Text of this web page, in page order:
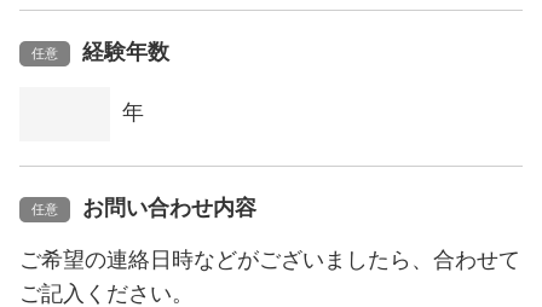
任意 経験年数
年
任意 お問い合わせ内容
ご希望の連絡日時などがございましたら、合わせて
ご記入ください。